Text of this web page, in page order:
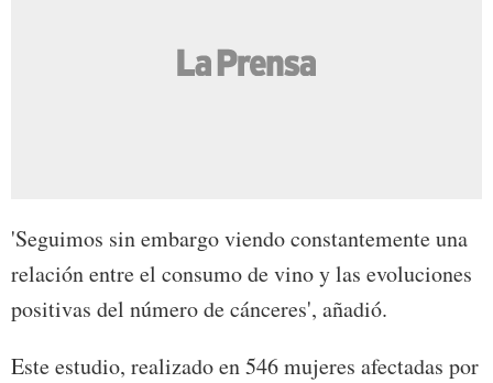
'Seguimos sin embargo viendo constantemente una
relación entre el consumo de vino y las evoluciones
positivas del número de cánceres', añadió.
Este estudio, realizado en 546 mujeres afectadas por